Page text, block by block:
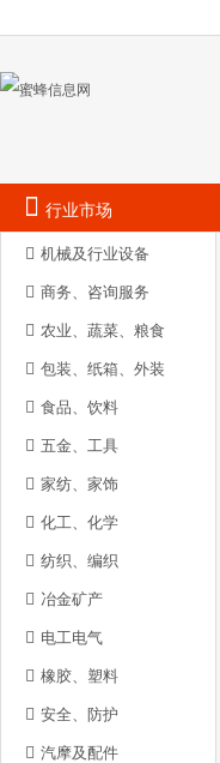
行业市场
机械及行业设备
商务、咨询服务
农业、蔬菜、粮食
包装、纸箱、外装
食品、饮料
五金、工具
家纺、家饰
化工、化学
纺织、编织
冶金矿产
电工电气
橡胶、塑料
安全、防护
汽摩及配件